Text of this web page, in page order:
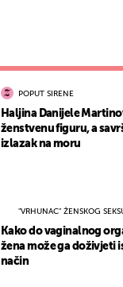
POPUT SIRENE
Haljina Danijele
ženstvenu figuru, a
izlazak na moru
"VRHUNAC" ŽENSKOG
Kako do vaginalnog
žena može ga doživjeti
način